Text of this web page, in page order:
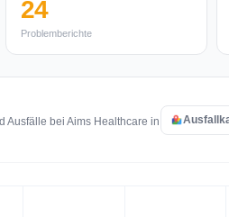
24
Problemberichte
Ausfälle bei Aims Healthcare in